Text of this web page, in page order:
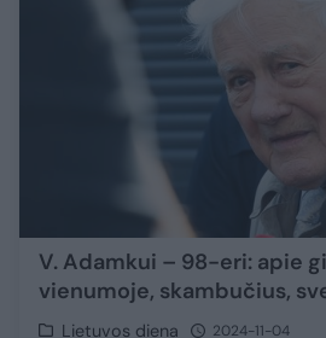
V. Adamkui – 98-eri: apie
vienumoje, skambučius,
Lietuvos diena 2024-11-04